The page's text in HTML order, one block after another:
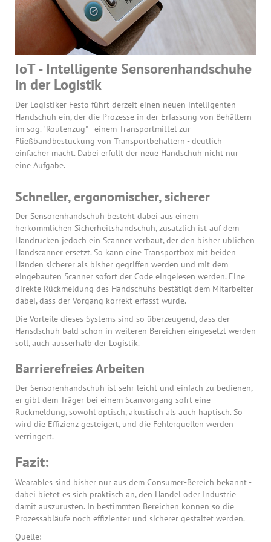
IoT - Intelligente Sensorenhandschuhe
in der Logistik
Der Logistiker Festo führt derzeit einen neuen intelligenten
Handschuh ein, der die Prozesse in der Erfassung von Behältern
im sog. "Routenzug" - einem Transportmittel zur
Fließbandbestückung von Transportbehältern - deutlich
einfacher macht. Dabei erfüllt der neue Handschuh nicht nur
eine Aufgabe.
Schneller, ergonomischer, sicherer
Der Sensorenhandschuh besteht dabei aus einem
herkömmlichen Sicherheitshandschuh, zusätzlich ist auf dem
Handrücken jedoch ein Scanner verbaut, der den bisher üblichen
Handscanner ersetzt. So kann eine Transportbox mit beiden
Händen sicherer als bisher gegriffen werden und mit dem
eingebauten Scanner sofort der Code eingelesen werden. Eine
direkte Rückmeldung des Handschuhs bestätigt dem Mitarbeiter
dabei, dass der Vorgang korrekt erfasst wurde.
Die Vorteile dieses Systems sind so überzeugend, dass der
Hansdschuh bald schon in weiteren Bereichen eingesetzt werden
soll, auch ausserhalb der Logistik.
Barrierefreies Arbeiten
Der Sensorenhandschuh ist sehr leicht und einfach zu bedienen,
er gibt dem Träger bei einem Scanvorgang sofrt eine
Rückmeldung, sowohl optisch, akustisch als auch haptisch. So
wird die Effizienz gesteigert, und die Fehlerquellen werden
verringert.
Fazit:
Wearables sind bisher nur aus dem Consumer-Bereich bekannt -
dabei bietet es sich praktisch an, den Handel oder Industrie
damit auszurüsten. In bestimmten Bereichen können so die
Prozessabläufe noch effizienter und sicherer gestaltet werden.
Quelle: